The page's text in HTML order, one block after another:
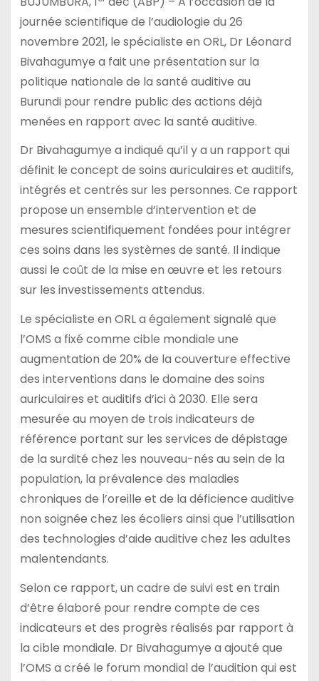
journée scientifique de l’audiologie du 26
novembre 2021, le spécialiste en ORL, Dr Léonard
Bivahagumye a fait une présentation sur la
politique nationale de la santé auditive au
Burundi pour rendre public des actions déjà
menées en rapport avec la santé auditive.
Dr Bivahagumye a indiqué qu’il y a un rapport qui
définit le concept de soins auriculaires et auditifs,
intégrés et centrés sur les personnes. Ce rapport
propose un ensemble d’intervention et de
mesures scientifiquement fondées pour intégrer
ces soins dans les systèmes de santé. Il indique
aussi le coût de la mise en œuvre et les retours
sur les investissements attendus.
Le spécialiste en ORL a également signalé que
l’OMS a fixé comme cible mondiale une
augmentation de 20% de la couverture effective
des interventions dans le domaine des soins
auriculaires et auditifs d’ici à 2030. Elle sera
mesurée au moyen de trois indicateurs de
référence portant sur les services de dépistage
de la surdité chez les nouveau-nés au sein de la
population, la prévalence des maladies
chroniques de l’oreille et de la déficience auditive
non soignée chez les écoliers ainsi que l’utilisation
des technologies d’aide auditive chez les adultes
malentendants.
Selon ce rapport, un cadre de suivi est en train
d’être élaboré pour rendre compte de ces
indicateurs et des progrès réalisés par rapport à
la cible mondiale. Dr Bivahagumye a ajouté que
l’OMS a créé le forum mondial de l’audition qui est